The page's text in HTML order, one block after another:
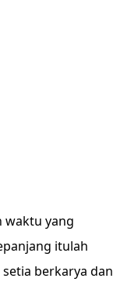
waktu yang
itulah
berkarya dan